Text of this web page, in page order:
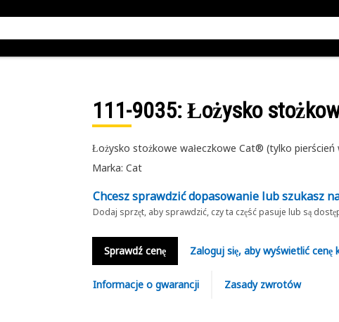
111-9035: Łożysko
Łożysko stożkowe wałeczkowe Cat® (tylko pierścień
Marka: Cat
Chcesz sprawdzić dopasowanie lub szukasz
Dodaj sprzęt, aby sprawdzić, czy ta część pasuje lub są
Sprawdź cenę Zaloguj się, aby wyświetlić cenę
Informacje o gwarancji Zasady zwrotów